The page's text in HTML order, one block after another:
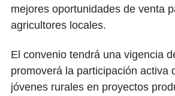
mejores oportunidades de venta
agricultores locales.
El convenio tendrá una vigencia
promoverá la participación activa
jóvenes rurales en proyectos